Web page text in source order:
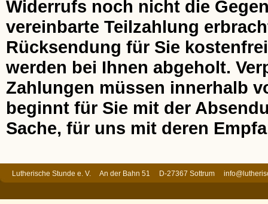
Widerrufs noch nicht die
vereinbarte Teilzahlung
Rücksendung für Sie
werden bei Ihnen abgeholt.
Zahlungen müssen innerhalb
beginnt für Sie mit der
Sache, für uns mit deren
Lutherische Stunde e. V. An der Bahn 51 D-27367 Sottrum